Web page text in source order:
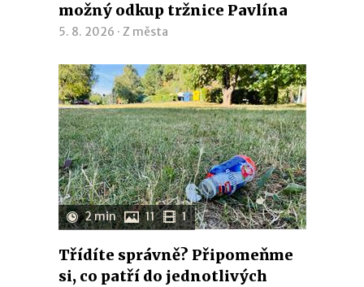
možný odkup tržnice Pavlína
5. 8. 2026 · Z města
2 min 11 1
Třídíte správně? Připomeňme
si, co patří do jednotlivých